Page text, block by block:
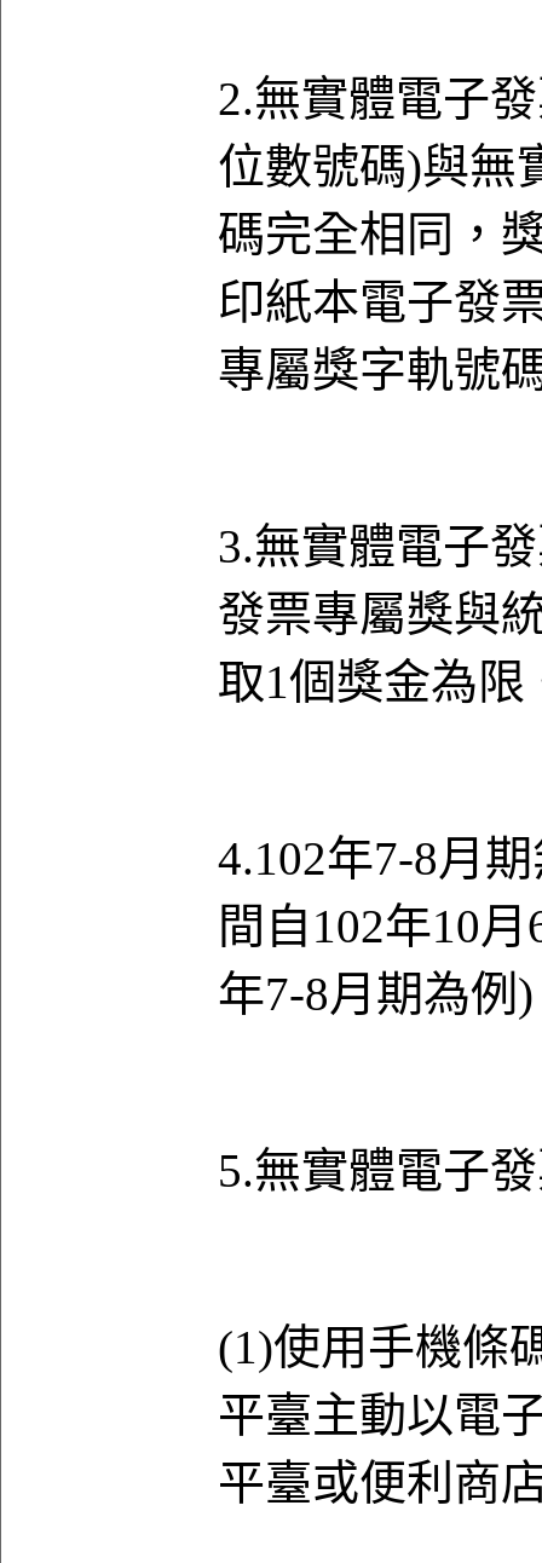
2.無實體電子
位數號碼)與無
碼完全相同，
印紙本電子發
專屬獎字軌號
3.無實體電子
發票專屬獎與
取1個獎金為限
4.102年7-8月
間自102年10
年7-8月期為例)
5.無實體電子
(1)使用手機條
平臺主動以電
平臺或便利商